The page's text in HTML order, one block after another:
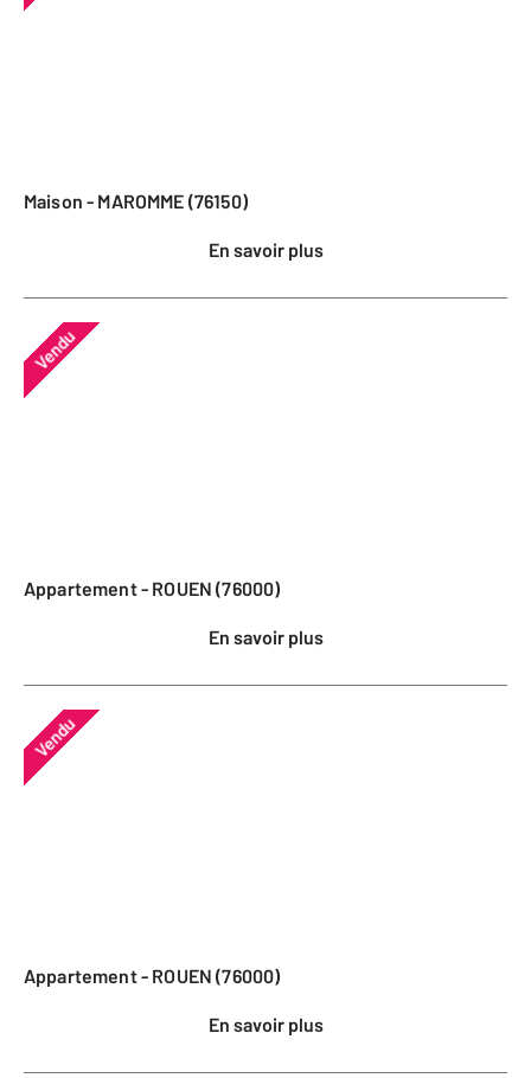
Maison - MAROMME (76150)
En savoir plus
Vendu
Appartement - ROUEN (76000)
En savoir plus
Vendu
Appartement - ROUEN (76000)
En savoir plus